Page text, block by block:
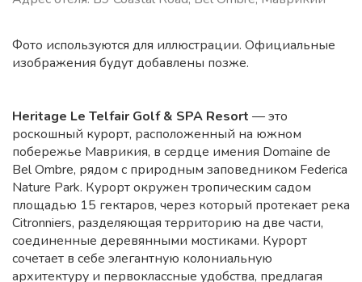
Фото используются для иллюстрации. Официальные
изображения будут добавлены позже.
Heritage Le Telfair Golf & SPA Resort — это
роскошный курорт, расположенный на южном
побережье Маврикия, в сердце имения Domaine de
Bel Ombre, рядом с природным заповедником Federica
Nature Park. Курорт окружен тропическим садом
площадью 15 гектаров, через который протекает река
Citronniers, разделяющая территорию на две части,
соединенные деревянными мостиками. Курорт
сочетает в себе элегантную колониальную
архитектуру и первоклассные удобства, предлагая